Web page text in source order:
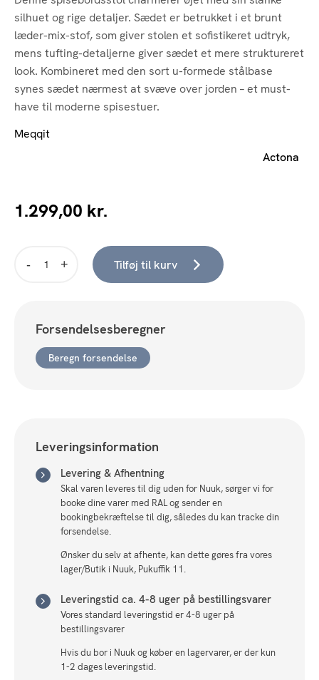
silhuet og rige detaljer. Sædet er betrukket i et brunt
læder-mix-stof, som giver stolen et sofistikeret udtryk,
mens tufting-detaljerne giver sædet et mere struktureret
look. Kombineret med den sort u-formede stålbase
synes sædet nærmest at svæve over jorden – et must-
have til moderne spisestuer.
Meqqit
Actona
1.299,00 kr.
Tilføj til kurv
Forsendelsesberegner
Beregn forsendelse
Leveringsinformation
Levering & Afhentning
Skal varen leveres til dig uden for Nuuk, sørger vi for
booke dine varer med RAL og sender en
bookingbekræftelse til dig, således du kan tracke din
forsendelse.
Ønsker du selv at afhente, kan dette gøres fra vores
lager/Butik i Nuuk, Pukuffik 11.
Leveringstid ca. 4-8 uger på bestillingsvarer
Vores standard leveringstid er 4-8 uger på
bestillingsvarer
Hvis du bor i Nuuk og køber en lagervarer, er der kun
1-2 dages leveringstid.